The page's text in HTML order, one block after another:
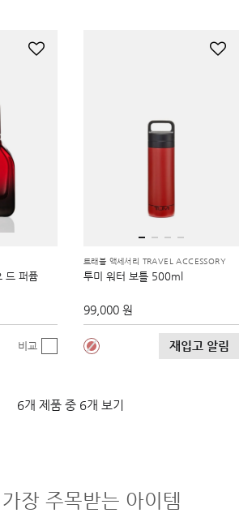
드 퍼퓸
비교
트래블 액세서리 TRAVEL ACCESSORY
투미 워터 보틀 500ml
99,000 원
재입고 알림
6개 제품 중 6개 보기
장 주목받는 아이템